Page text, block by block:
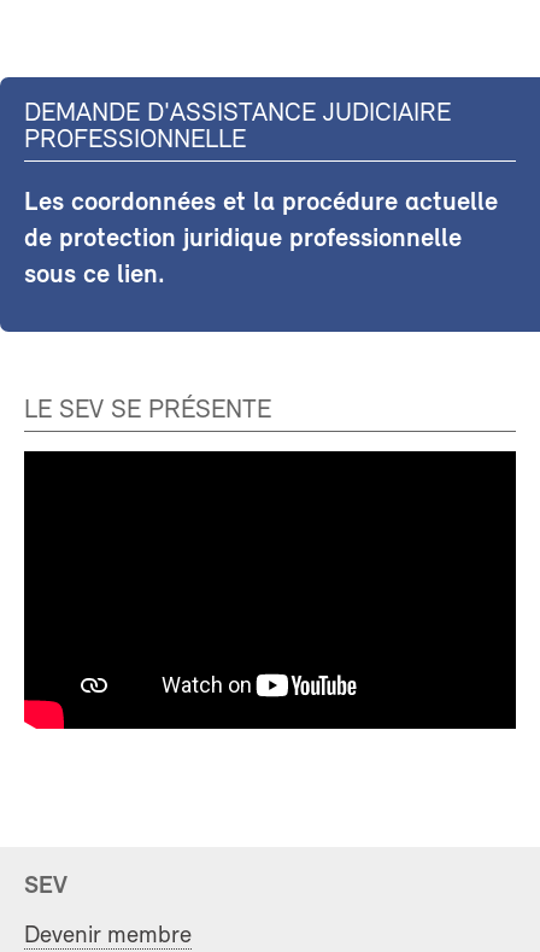
DEMANDE D'ASSISTANCE JUDICIAIRE
PROFESSIONNELLE
Les coordonnées et la procédure actuelle
de protection juridique professionnelle
sous ce lien.
LE SEV SE PRÉSENTE
SEV
Devenir membre